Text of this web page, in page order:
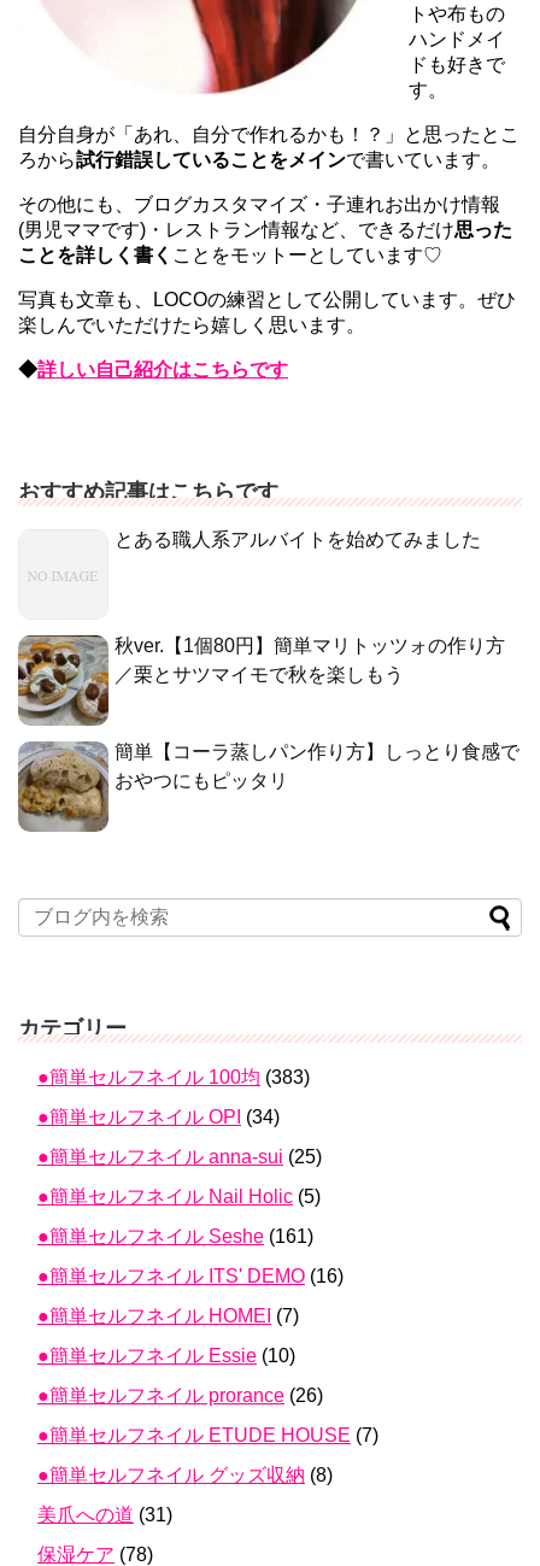
トや布もの
ハンドメイ
ドも好きで
す。
自分自身が「あれ、自分で作れるかも！？」と思ったとこ
ろから試行錯誤していることをメインで書いています。
その他にも、ブログカスタマイズ・子連れお出かけ情報
(男児ママです)・レストラン情報など、できるだけ思った
ことを詳しく書く ことをモットーとしています♡
写真も文章も、LOCOの練習として公開しています。ぜひ
楽しんでいただけたら嬉しく思います。
◆詳しい自己紹介はこちらです
おすすめ記事はこちらです
とある職人系アルバイトを始めてみました
秋ver.【1個80円】簡単マリトッツォの作り方
／栗とサツマイモで秋を楽しもう
簡単【コーラ蒸しパン作り方】しっとり食感で
おやつにもピッタリ
カテゴリー
●簡単セルフネイル 100均 (383)
●簡単セルフネイル OPI (34)
●簡単セルフネイル anna-sui (25)
●簡単セルフネイル Nail Holic (5)
●簡単セルフネイル Seshe (161)
●簡単セルフネイル ITS' DEMO (16)
●簡単セルフネイル HOMEI (7)
●簡単セルフネイル Essie (10)
●簡単セルフネイル prorance (26)
●簡単セルフネイル ETUDE HOUSE (7)
●簡単セルフネイル グッズ収納 (8)
美爪への道 (31)
保湿ケア (78)